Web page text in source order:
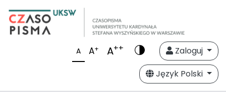
A A+ A++
Zaloguj
Język Polski